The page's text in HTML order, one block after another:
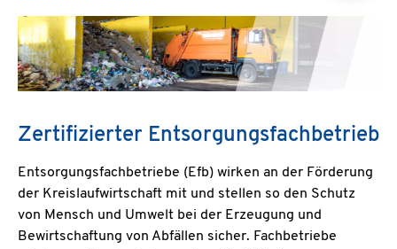
KG
Zertifizierter Entsorgungsfachbetrieb
Entsorgungsfachbetriebe (Efb) wirken an der Förderung
der Kreislaufwirtschaft mit und stellen so den Schutz
von Mensch und Umwelt bei der Erzeugung und
Bewirtschaftung von Abfällen sicher. Fachbetriebe